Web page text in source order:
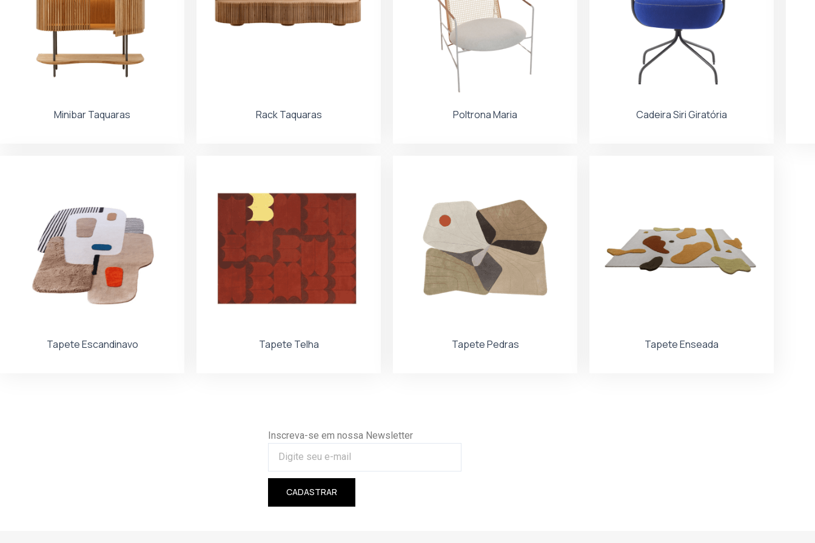
Minibar Taquaras Rack Taquaras Poltrona Maria Cadeira Siri Giratória
Tapete Escandinavo Tapete Telha Tapete Pedras Tapete Enseada
Inscreva-se em nossa Newsletter
CADASTRAR